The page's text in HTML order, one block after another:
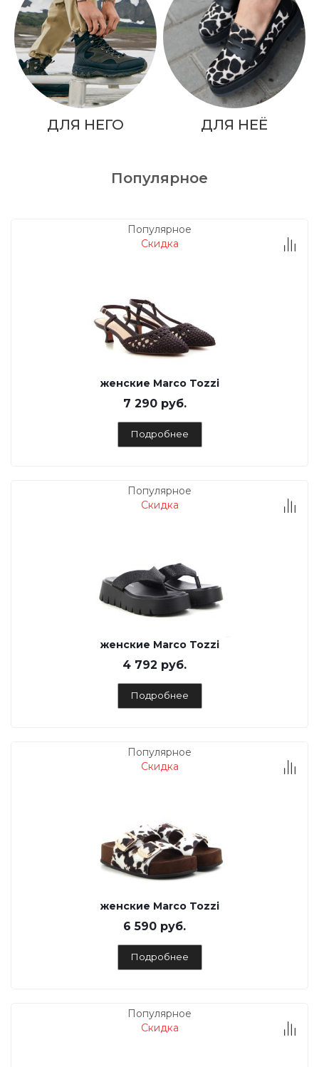
ДЛЯ НЕГО ДЛЯ НЕЁ
Популярное
Популярное
Скидка
женские Marco Tozzi
7 290 руб.
Подробнее
Популярное
Скидка
женские Marco Tozzi
4 792 руб.
Подробнее
Популярное
Скидка
женские Marco Tozzi
6 590 руб.
Подробнее
Популярное
Скидка